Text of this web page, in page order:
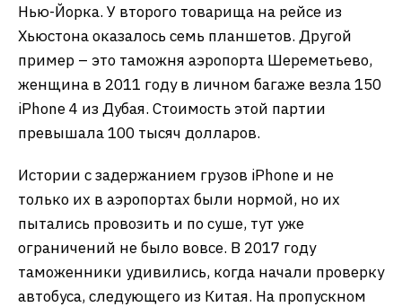
Нью-Йорка. У второго товарища на рейсе из
Хьюстона оказалось семь планшетов. Другой
пример – это таможня аэропорта Шереметьево,
женщина в 2011 году в личном багаже везла 150
iPhone 4 из Дубая. Стоимость этой партии
превышала 100 тысяч долларов.
Истории с задержанием грузов iPhone и не
только их в аэропортах были нормой, но их
пытались провозить и по суше, тут уже
ограничений не было вовсе. В 2017 году
таможенники удивились, когда начали проверку
автобуса, следующего из Китая. На пропускном